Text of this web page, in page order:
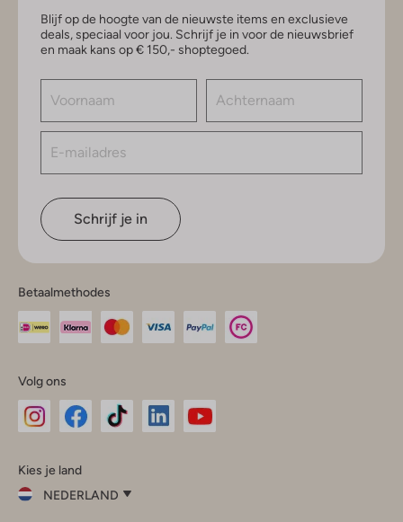
Blijf op de hoogte van de nieuwste items en exclusieve
deals, speciaal voor jou. Schrijf je in voor de nieuwsbrief
en maak kans op € 150,- shoptegoed.
Schrijf je in
Betaalmethodes
Volg ons
InstagramFacebook
Kies je land
NEDERLAND